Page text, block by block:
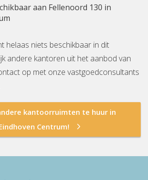
aan Fellenoord 130 in
helaas niets beschikbaar in dit
andere kantoren uit het aanbod van
op met onze vastgoedconsultants
kantoorruimten te huur in
Centrum!